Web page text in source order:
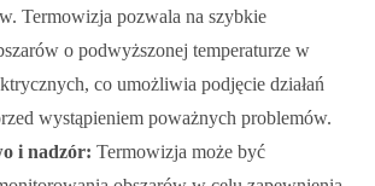
Termowizja pozwala na szybkie
o podwyższonej temperaturze w
co umożliwia podjęcie działań
wystąpieniem poważnych problemów.
i nadzór: Termowizja może być